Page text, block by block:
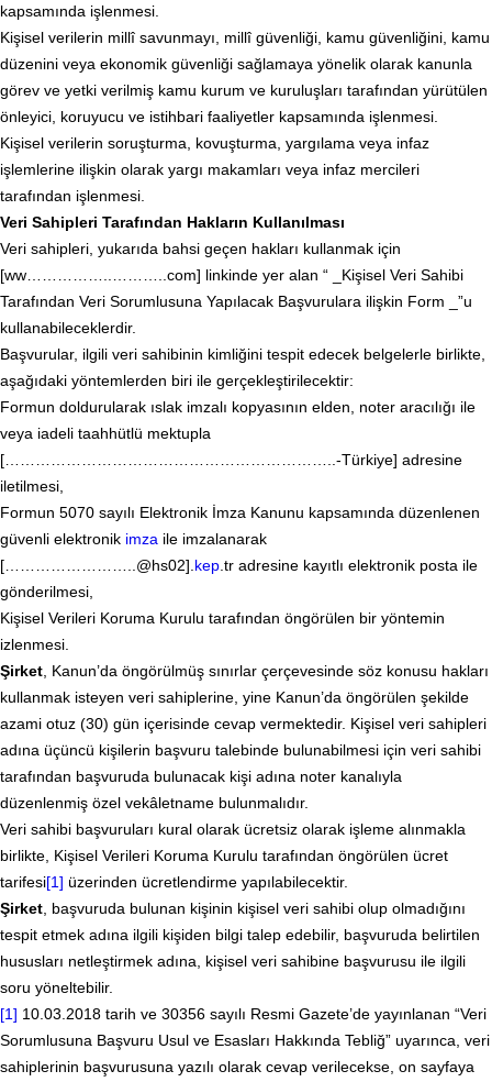
kapsamında işlenmesi.
Kişisel verilerin millî savunmayı, millî güvenliği, kamu güvenliğini, kamu
düzenini veya ekonomik güvenliği sağlamaya yönelik olarak kanunla
görev ve yetki verilmiş kamu kurum ve kuruluşları tarafından yürütülen
önleyici, koruyucu ve istihbari faaliyetler kapsamında işlenmesi.
Kişisel verilerin soruşturma, kovuşturma, yargılama veya infaz
işlemlerine ilişkin olarak yargı makamları veya infaz mercileri
tarafından işlenmesi.
Veri Sahipleri Tarafından Hakların Kullanılması
Veri sahipleri, yukarıda bahsi geçen hakları kullanmak için
[ww……………..………..com] linkinde yer alan “ _Kişisel Veri Sahibi
Tarafından Veri Sorumlusuna Yapılacak Başvurulara ilişkin Form _”u
kullanabileceklerdir.
Başvurular, ilgili veri sahibinin kimliğini tespit edecek belgelerle birlikte,
aşağıdaki yöntemlerden biri ile gerçekleştirilecektir:
Formun doldurularak ıslak imzalı kopyasının elden, noter aracılığı ile
veya iadeli taahhütlü mektupla
[………………………………………………………..-Türkiye] adresine
iletilmesi,
Formun 5070 sayılı Elektronik İmza Kanunu kapsamında düzenlenen
güvenli elektronik imza ile imzalanarak
[……………………..@hs02]. kep .tr adresine kayıtlı elektronik posta ile
gönderilmesi,
Kişisel Verileri Koruma Kurulu tarafından öngörülen bir yöntemin
izlenmesi.
Şirket , Kanun’da öngörülmüş sınırlar çerçevesinde söz konusu hakları
kullanmak isteyen veri sahiplerine, yine Kanun’da öngörülen şekilde
azami otuz (30) gün içerisinde cevap vermektedir. Kişisel veri sahipleri
adına üçüncü kişilerin başvuru talebinde bulunabilmesi için veri sahibi
tarafından başvuruda bulunacak kişi adına noter kanalıyla
düzenlenmiş özel vekâletname bulunmalıdır.
Veri sahibi başvuruları kural olarak ücretsiz olarak işleme alınmakla
birlikte, Kişisel Verileri Koruma Kurulu tarafından öngörülen ücret
tarifesi[1] üzerinden ücretlendirme yapılabilecektir.
Şirket , başvuruda bulunan kişinin kişisel veri sahibi olup olmadığını
tespit etmek adına ilgili kişiden bilgi talep edebilir, başvuruda belirtilen
hususları netleştirmek adına, kişisel veri sahibine başvurusu ile ilgili
soru yöneltebilir.
[1] 10.03.2018 tarih ve 30356 sayılı Resmi Gazete’de yayınlanan “Veri
Sorumlusuna Başvuru Usul ve Esasları Hakkında Tebliğ” uyarınca, veri
sahiplerinin başvurusuna yazılı olarak cevap verilecekse, on sayfaya